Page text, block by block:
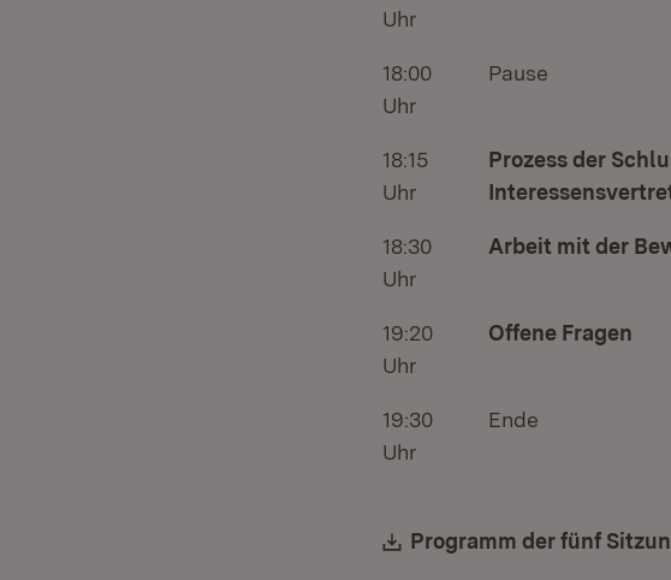
Uhr
18:00
Uhr
Pause
18:15
Uhr
Prozess der
18:30
Uhr
Arbeit mit der
19:20
Uhr
Offene Fragen
19:30
Uhr
Ende
Download:
Programm der fünf